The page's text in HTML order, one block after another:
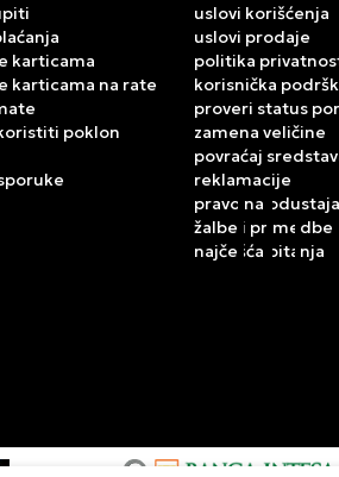
karticama
karticama na rate
poklon
uslovi korišćenja
uslovi prodaje
politika
korisnička
proveri status
zamena veličine
povraćaj
reklamacije
pravo na
žalbe i primedbe
najčešća pitanja